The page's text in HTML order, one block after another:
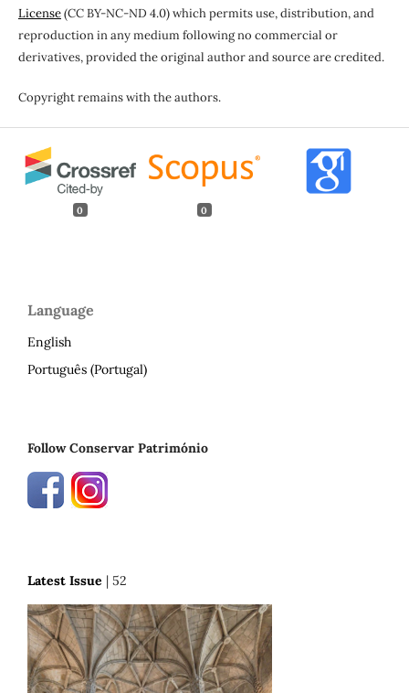
License(CC BY-NC-ND 4.0) which permits use, distribution, and
reproduction in any medium following no commercial or
derivatives, provided the original author and source are credited.
Copyright remains with the authors.
0 0
Language
English
Português (Portugal)
Follow Conservar Património
Latest Issue | 52